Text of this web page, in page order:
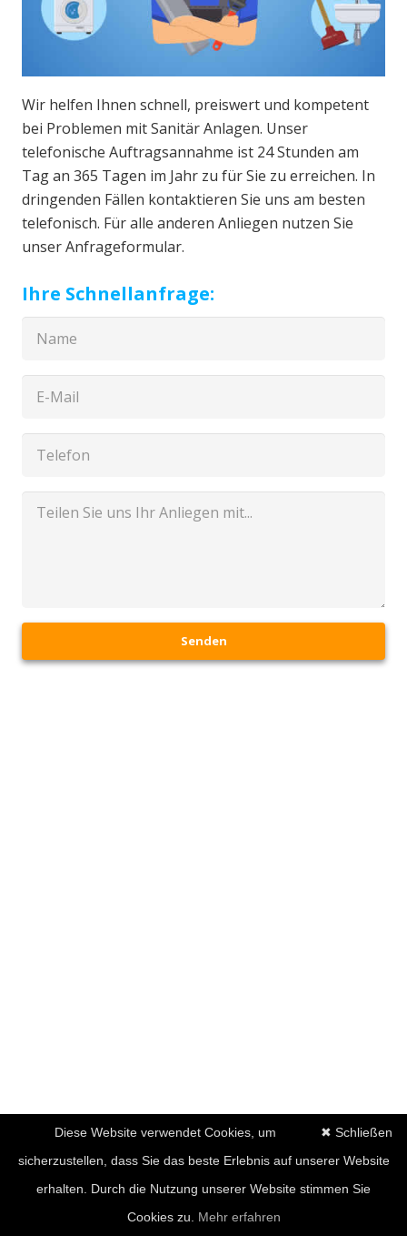
Wir helfen Ihnen schnell, preiswert und kompetent
bei Problemen mit Sanitär Anlagen. Unser
telefonische Auftragsannahme ist 24 Stunden am
Tag an 365 Tagen im Jahr zu für Sie zu erreichen. In
dringenden Fällen kontaktieren Sie uns am besten
telefonisch. Für alle anderen Anliegen nutzen Sie
unser Anfrageformular.
Ihre Schnellanfrage:
Senden
✖ Schließen
Diese Website verwendet Cookies, um
sicherzustellen, dass Sie das beste Erlebnis auf unserer Website
erhalten. Durch die Nutzung unserer Website stimmen Sie
Cookies zu. Mehr erfahren